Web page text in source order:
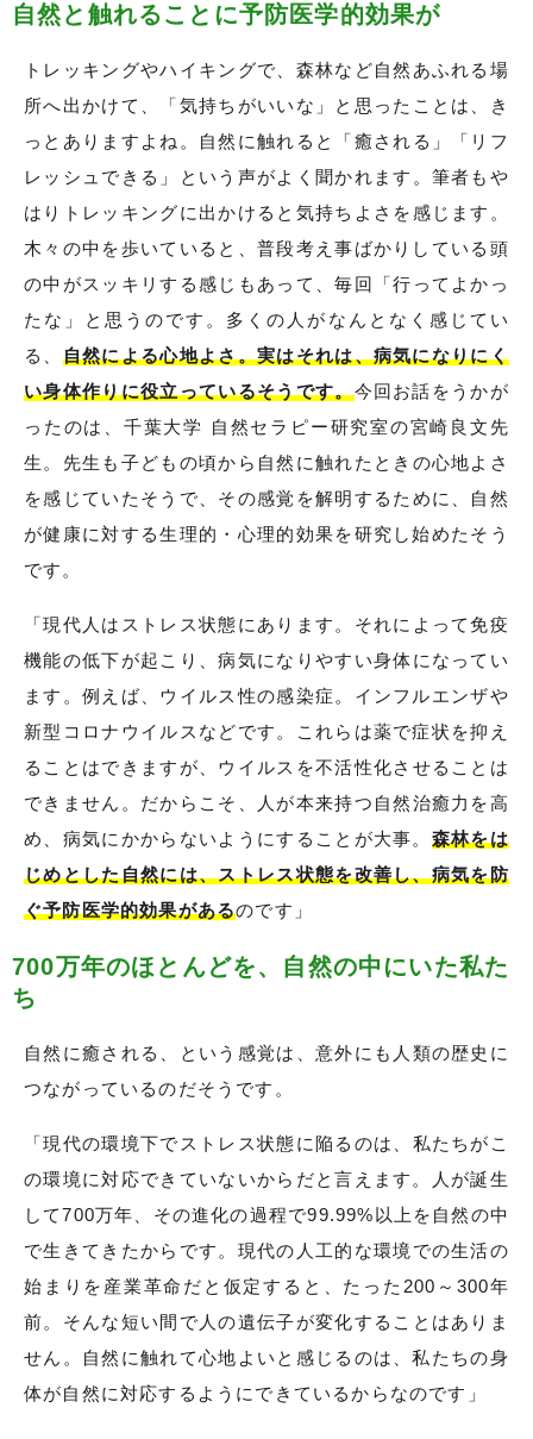
自然と触れることに予防医学的効果が
トレッキングやハイキングで、森林など自然あふれる場
所へ出かけて、「気持ちがいいな」と思ったことは、き
っとありますよね。自然に触れると「癒される」「リフ
レッシュできる」という声がよく聞かれます。筆者もや
はりトレッキングに出かけると気持ちよさを感じます。
木々の中を歩いていると、普段考え事ばかりしている頭
の中がスッキリする感じもあって、毎回「行ってよかっ
たな」と思うのです。多くの人がなんとなく感じてい
る、 自然による心地よさ。実はそれは、病気になりにく
い身体作りに役立っているそうです。今回お話をうかが
ったのは、千葉大学 自然セラピー研究室の宮崎良文先
生。先生も子どもの頃から自然に触れたときの心地よさ
を感じていたそうで、その感覚を解明するために、自然
が健康に対する生理的・心理的効果を研究し始めたそう
です。
「現代人はストレス状態にあります。それによって免疫
機能の低下が起こり、病気になりやすい身体になってい
ます。例えば、ウイルス性の感染症。インフルエンザや
新型コロナウイルスなどです。これらは薬で症状を抑え
ることはできますが、ウイルスを不活性化させることは
できません。だからこそ、人が本来持つ自然治癒力を高
め、病気にかからないようにすることが大事。 森林をは
じめとした自然には、ストレス状態を改善し、病気を防
ぐ予防医学的効果があるのです」
700万年のほとんどを、自然の中にいた私た
ち
自然に癒される、という感覚は、意外にも人類の歴史に
つながっているのだそうです。
「現代の環境下でストレス状態に陥るのは、私たちがこ
の環境に対応できていないからだと言えます。人が誕生
して700万年、その進化の過程で99.99%以上を自然の中
で生きてきたからです。現代の人工的な環境での生活の
始まりを産業革命だと仮定すると、たった200～300年
前。そんな短い間で人の遺伝子が変化することはありま
せん。自然に触れて心地よいと感じるのは、私たちの身
体が自然に対応するようにできているからなのです」